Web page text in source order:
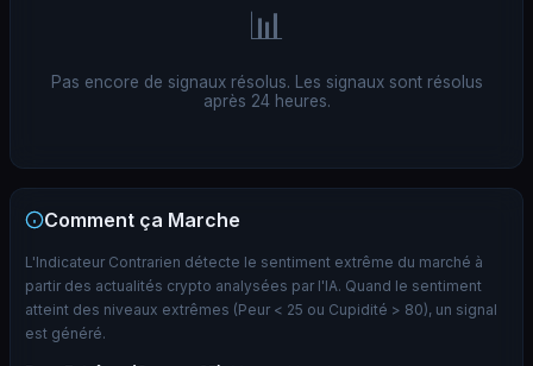
📊
Pas encore de signaux résolus. Les signaux sont résolus
après 24 heures.
Comment ça Marche
L'Indicateur Contrarien détecte le sentiment extrême du marché à
partir des actualités crypto analysées par l'IA. Quand le sentiment
atteint des niveaux extrêmes (Peur < 25 ou Cupidité > 80), un signal
est généré.